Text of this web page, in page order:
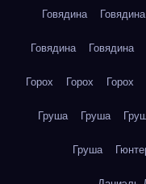
Говядина Говядина
Говядина Говядина
Горох Горох Горох
Груша Груша
Груша